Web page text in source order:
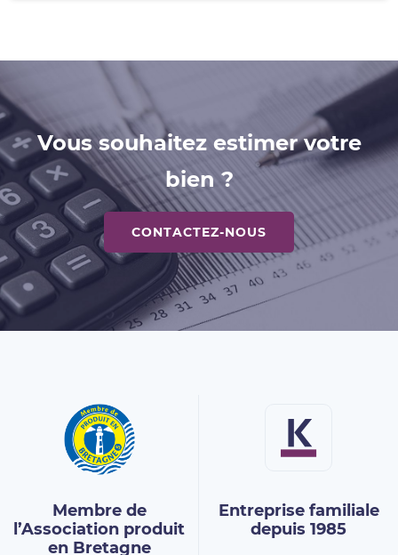
Vous souhaitez estimer votre
bien ?
CONTACTEZ-NOUS
Membre de
l’Association produit
en Bretagne
Entreprise familiale
depuis 1985